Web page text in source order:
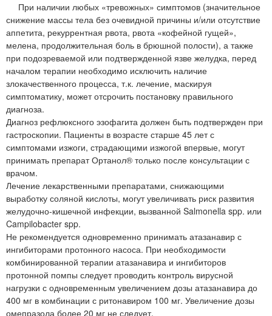
При наличии любых «тревожных» симптомов (значительное
снижение массы тела без очевидной причины и/или отсутствие
аппетита, рекуррентная рвота, рвота «кофейной гущей»,
мелена, продолжительная боль в брюшной полости), а также
при подозреваемой или подтвержденной язве желудка, перед
началом терапии необходимо исключить наличие
злокачественного процесса, т.к. лечение, маскируя
симптоматику, может отсрочить постановку правильного
диагноза.
Диагноз рефлюксного эзофагита должен быть подтвержден при
гастроскопии. Пациенты в возрасте старше 45 лет с
симптомами изжоги, страдающими изжогой впервые, могут
принимать препарат Ортанол® только после консультации с
врачом.
Лечение лекарственными препаратами, снижающими
выработку соляной кислоты, могут увеличивать риск развития
желудочно-кишечной инфекции, вызванной Salmonella spp. или
Campilobacter spp.
Не рекомендуется одновременно принимать атазанавир с
ингибиторами протонного насоса. При необходимости
комбинированной терапии атазанавира и ингибиторов
протонной помпы следует проводить контроль вирусной
нагрузки с одновременным увеличением дозы атазанавира до
400 мг в комбинации с ритонавиром 100 мг. Увеличение дозы
омепразола более 20 мг не следует.